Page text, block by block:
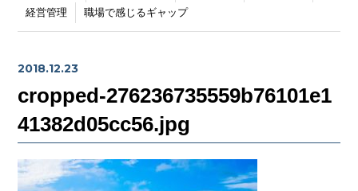
経営管理
職場で感じるギャップ
2018.12.23
cropped-276236735559b76101e1
41382d05cc56.jpg